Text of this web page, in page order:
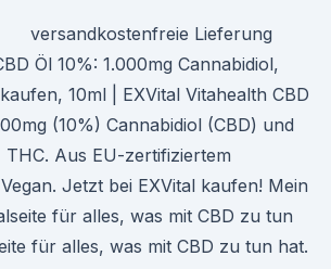
versandkostenfreie Lieferung
Öl 10%: 1.000mg Cannabidiol,
10ml | EXVital Vitahealth CBD
(10%) Cannabidiol (CBD) und
THC. Aus EU-zertifiziertem
Jetzt bei EXVital kaufen! Mein
für alles, was mit CBD zu tun
für alles, was mit CBD zu tun hat.